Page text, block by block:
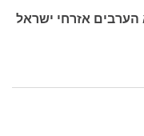
אזרחי ישראל